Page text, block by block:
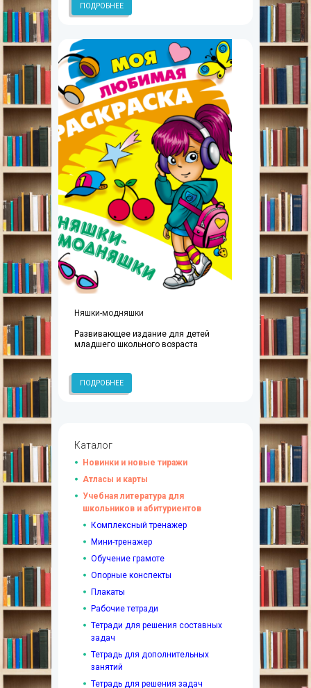
ПОДРОБНЕЕ
Няшки-модняшки
Развивающее издание для детей
младшего школьного возраста
ПОДРОБНЕЕ
Каталог
Новинки и новые тиражи
Атласы и карты
Учебная литература для
школьников и абитуриентов
Комплексный тренажер
Мини-тренажер
Обучение грамоте
Опорные конспекты
Плакаты
Рабочие тетради
Тетради для решения составных
задач
Тетрадь для дополнительных
занятий
Тетрадь для решения задач